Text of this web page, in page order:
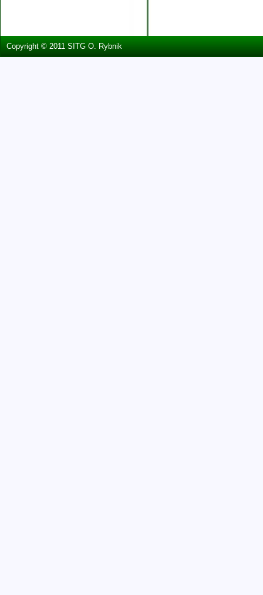
Copyright © 2011 SITG O. Rybnik